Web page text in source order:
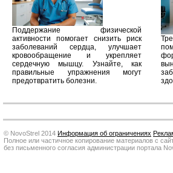
Поддержание физической
активности помогает снизить риск
заболеваний сердца, улучшает
кровообращение и укрепляет
сердечную мышцу. Узнайте, как
правильные упражнения могут
предотвратить болезни.
© NovoStrel 2014 Информация об ограничениях
Полное или частичное копирование материалов с
без письменного согласия администрации портала